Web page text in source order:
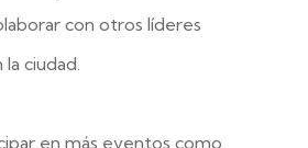
con otros líderes
ciudad.
en más eventos como